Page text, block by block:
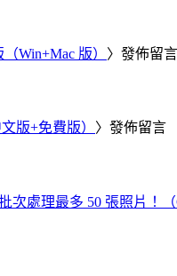
Win+Mac 版） 〉發佈留言
版+免費版） 〉發佈留言
次處理最多 50 張照片！（